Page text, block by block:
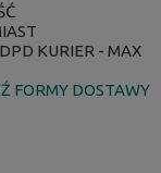
KURIER - MAX
PŁATNOŚCI
FORMY DOSTAWY